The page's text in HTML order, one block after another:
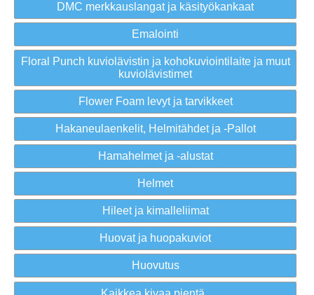
DMC merkkauslangat ja käsityökankaat
Emalointi
Floral Punch kuviolävistin ja kohokuviointilaite ja muut
kuviolävistimet
Flower Foam levyt ja tarvikkeet
Hakaneulaenkelit, Helmitähdet ja -Pallot
Hamahelmet ja -alustat
Helmet
Hileet ja kimalleliimat
Huovat ja huopakuviot
Huovutus